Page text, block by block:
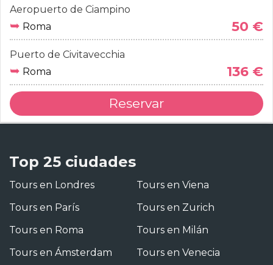
Aeropuerto de Ciampino
➥ Roma 50 €
Puerto de Civitavecchia
➥ Roma 136 €
Reservar
Top 25 ciudades
Tours en Londres
Tours en París
Tours en Roma
Tours en Ámsterdam
Tours en Viena
Tours en Zurich
Tours en Milán
Tours en Venecia